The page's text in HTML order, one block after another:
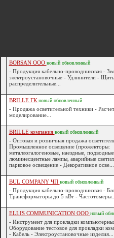
BORSAN ООО новый обновленный
- Продукция кабельно-проводниковая -
электроустановочные - Удлинители -
распределительные...
BRILLE ГК новый обновленный
- Продажа осветительной техники -
моделирование...
BRILLE компания новый обновленный
- Оптовая и розничная продажа
Промышленное освещение (прожекторы:
металлогалогеновые, наездные,
люминесцентные лампы, аварийные
парковое освещение - Декоративное осве...
BUL COMPANY ЧП новый обновленный
- Продукция кабельно-проводниковая -
Трансформаторы до 5 кВт -
ELLIS COMMUNICATION ООО новый
- Инструмент для прокладки
Оборудование тестовое для прокладки
- Кабель - Электроустановочные изделия...